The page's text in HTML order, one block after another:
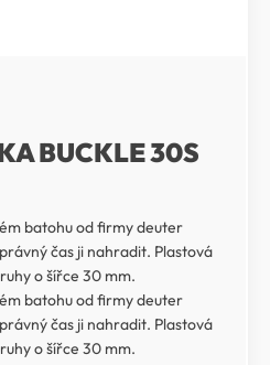
BUCKLE 30S
batohu od firmy deuter
čas ji nahradit. Plastová
o šířce 30 mm.
batohu od firmy deuter
čas ji nahradit. Plastová
o šířce 30 mm.